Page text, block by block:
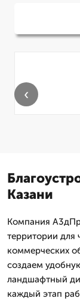
‹
Казани
Компания
территории для
коммерческих
создаем
ландшафтный
каждый этап